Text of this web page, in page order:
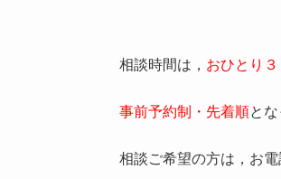
相談時間は， おひとり３
事前予約制・先着順とな
相談ご希望の方は，お